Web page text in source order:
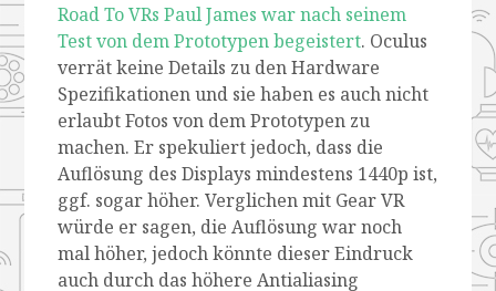
Road To VRs Paul James war nach seinem
Test von dem Prototypen begeistert. Oculus
verrät keine Details zu den Hardware
Spezifikationen und sie haben es auch nicht
erlaubt Fotos von dem Prototypen zu
machen. Er spekuliert jedoch, dass die
Auflösung des Displays mindestens 1440p ist,
ggf. sogar höher. Verglichen mit Gear VR
würde er sagen, die Auflösung war noch
mal höher, jedoch könnte dieser Eindruck
auch durch das höhere Antialiasing